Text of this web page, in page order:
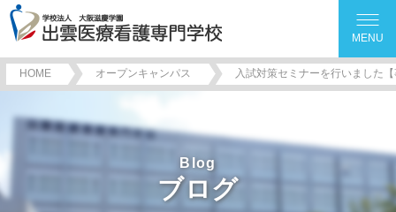
MENU
HOME オープンキャンパス 入試対策セミナーを行いました
Blog
ブログ